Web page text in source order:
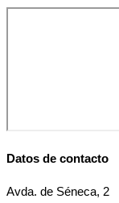
Datos de contacto
Avda. de Séneca, 2